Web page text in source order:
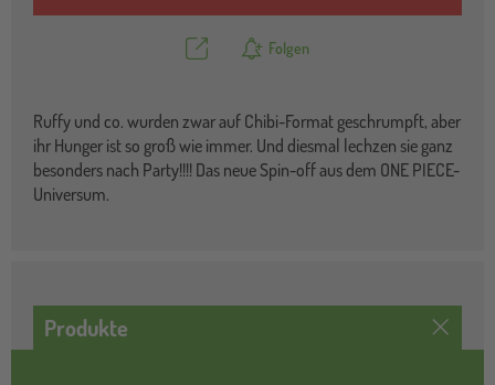
Teilen Folgen
Ruffy und co. wurden zwar auf Chibi-Format geschrumpft, aber
ihr Hunger ist so groß wie immer. Und diesmal lechzen sie ganz
besonders nach Party!!!! Das neue Spin-off aus dem ONE PIECE-
Universum.
Produkte